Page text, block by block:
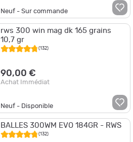
Neuf - Sur commande
rws 300 win mag dk 165 grains
10,7 gr
(132)
90,00 €
Achat Immédiat
Neuf - Disponible
BALLES 300WM EVO 184GR - RWS
(132)